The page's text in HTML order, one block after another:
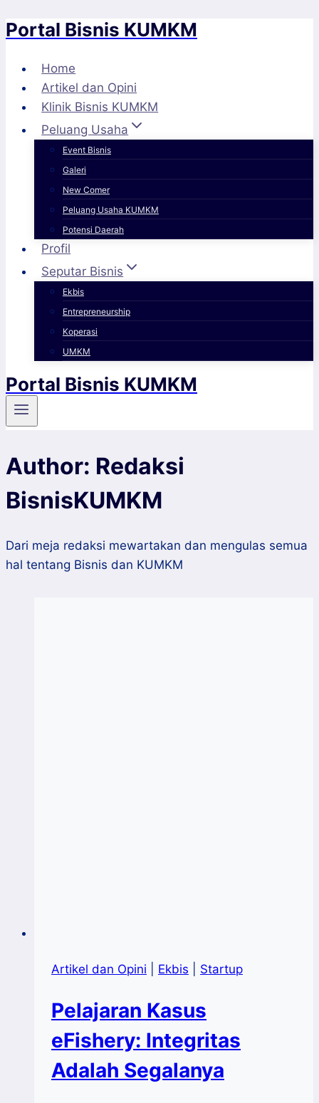
Skip
content
Portal Bisnis KUMKM
Home
Artikel dan Opini
Klinik Bisnis KUMKM
Peluang Usaha
Event Bisnis
Galeri
New Comer
Peluang Usaha KUMKM
Potensi Daerah
Profil
Seputar Bisnis
Ekbis
Entrepreneurship
Koperasi
UMKM
Portal Bisnis KUMKM
Author: Redaksi
BisnisKUMKM
Dari meja redaksi mewartakan dan mengulas semua
hal tentang Bisnis dan KUMKM
Artikel dan Opini Ekbis Startup
Pelajaran Kasus
eFishery: Integritas
Adalah Segalanya